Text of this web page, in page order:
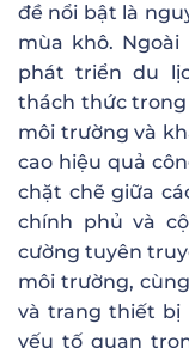
đề nổi bật là
mùa khô.
phát triển du
thách thức trong
môi trường và
cao hiệu quả
chặt chẽ giữa
chính phủ và
cường tuyên
môi trường,
và trang thiết bị
yếu tố quan